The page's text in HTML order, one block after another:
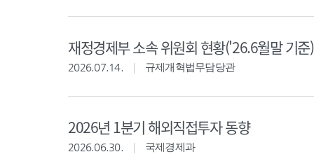
재정경제부 소속 위원회 현황('26.6월말 기준)
2026.07.14. 규제개혁법무담당관
2026년 1분기 해외직접투자 동향
2026.06.30. 국제경제과